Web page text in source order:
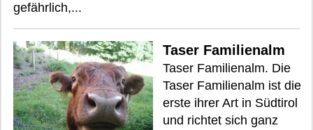
gefährlich,...
Taser Familienalm
Taser Familienalm. Die
Taser Familienalm ist die
erste ihrer Art in Südtirol
und richtet sich ganz